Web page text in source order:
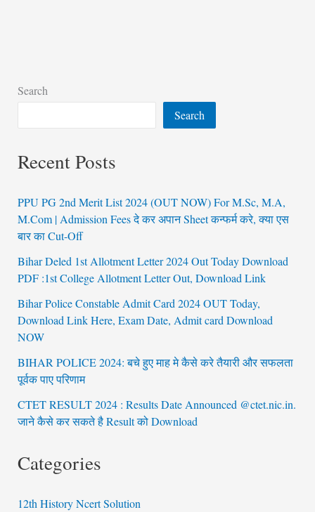
Search
Search
Recent Posts
PPU PG 2nd Merit List 2024 (OUT NOW) For M.Sc, M.A,
M.Com | Admission Fees दे कर अपान Sheet कन्फर्म करे, क्या एस
बार का Cut-Off
Bihar Deled 1st Allotment Letter 2024 Out Today Download
PDF :1st College Allotment Letter Out, Download Link
Bihar Police Constable Admit Card 2024 OUT Today,
Download Link Here, Exam Date, Admit card Download
NOW
BIHAR POLICE 2024: बचे हुए माह मे कैसे करे तैयारी और सफलता
पूर्वक पाए परिणाम
CTET RESULT 2024 : Results Date Announced @ctet.nic.in.
जाने कैसे कर सकते है Result को Download
Categories
12th History Ncert Solution